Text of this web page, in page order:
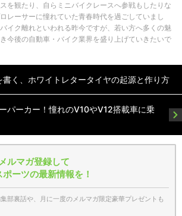
を観たり、自らミニバイクレースへ参戦もしたりな
レーサーに憧れていた青春時代を過ごしていまし
イク離れといわれる昨今ですが、若い方へ多くの魅
今後の自動車・バイク業界を盛り上げていきたいで
書く、ホワイトレタータイヤの起源と作り方
パーカー！憧れのV10やV12搭載車に乗
ルマガ登録して
ーツの最新情報を！
部裏話や、月に一度のメルマガ限定豪華プレゼントも